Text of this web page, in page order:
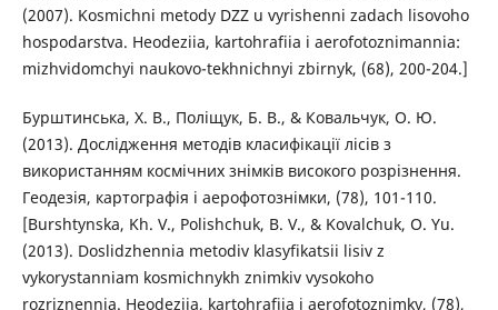
(2007). Kosmichni metody DZZ u vyrishenni zadach lisovoho
hospodarstva. Heodeziia, kartohrafiia i aerofotoznimannia:
mizhvidomchyi naukovo-tekhnichnyi zbirnyk, (68), 200-204.]
Бурштинська, Х. В., Поліщук, Б. В., & Ковальчук, О. Ю.
(2013). Дослідження методів класифікації лісів з
використанням космічних знімків високого розрізнення.
Геодезія, картографія і аерофотознімки, (78), 101-110.
[Burshtynska, Kh. V., Polishchuk, B. V., & Kovalchuk, O. Yu.
(2013). Doslidzhennia metodiv klasyfikatsii lisiv z
vykorystanniam kosmichnykh znimkiv vysokoho
rozriznennia. Heodeziia, kartohrafiia i aerofotoznimky, (78),